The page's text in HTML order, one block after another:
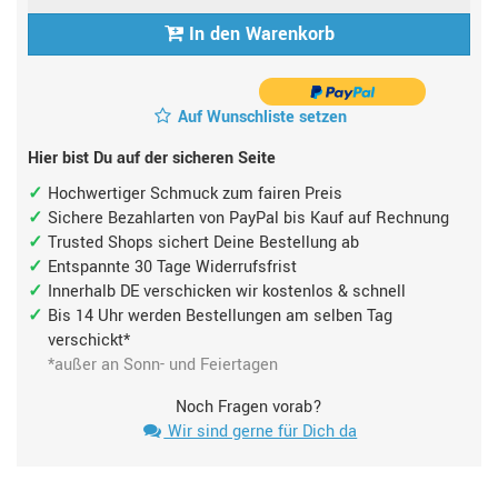
In den Warenkorb
Auf Wunschliste setzen
Hier bist Du auf der sicheren Seite
Hochwertiger Schmuck zum fairen Preis
Sichere Bezahlarten von PayPal bis Kauf auf Rechnung
Trusted Shops sichert Deine Bestellung ab
Entspannte 30 Tage Widerrufsfrist
Innerhalb DE verschicken wir kostenlos & schnell
Bis 14 Uhr werden Bestellungen am selben Tag
verschickt*
*außer an Sonn- und Feiertagen
Noch Fragen vorab?
Wir sind gerne für Dich da